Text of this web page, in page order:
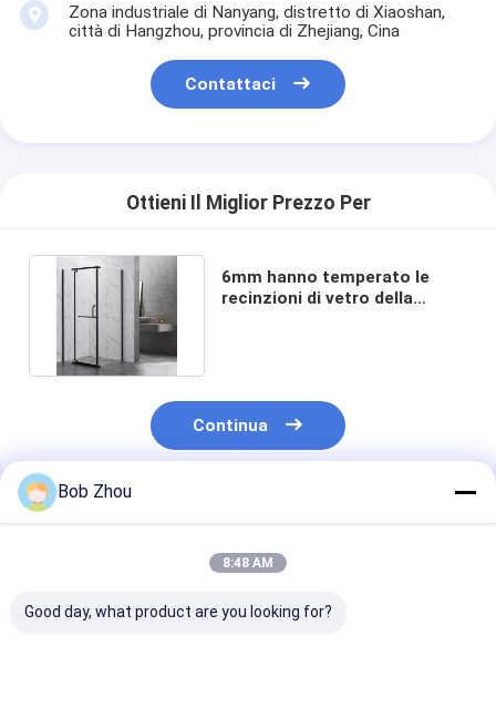
Zona industriale di Nanyang, distretto di Xiaoshan,
città di Hangzhou, provincia di Zhejiang, Cina
Contattaci
Ottieni Il Miglior Prezzo Per
6mm hanno temperato le
recinzioni di vetro della
Continua
Prodotti Raccomandati
Bob Zhou
8:48 AM
Good day, what product are you looking for?